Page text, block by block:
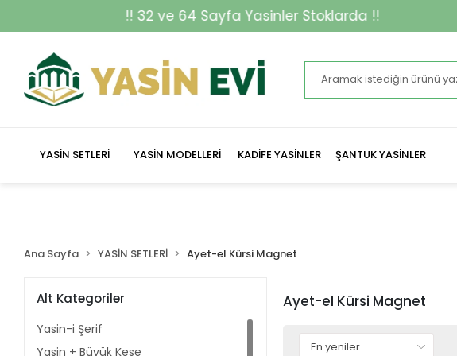
!! 32 ve 64 Sayfa Yasinler Stoklarda !!
YASİN SETLERİ YASİN MODELLERİ KADİFE YASİNLER ŞANTUK YASİNLER
Ana Sayfa YASİN SETLERİ Ayet-el Kürsi Magnet
Alt Kategoriler
Yasin-i Şerif
Yasin + Büyük Kese
Ayet-el Kürsi Magnet